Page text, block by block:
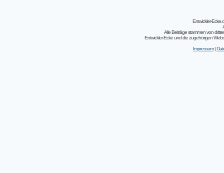
Entwickler-
Alle Beiträge stammen von
Entwickler-Ecke und die zugehörigen
Impressum|